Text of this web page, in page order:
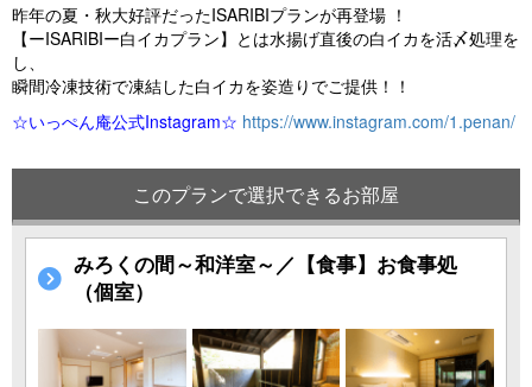
昨年の夏・秋大好評だったISARIBIプランが再登場 ！
【ーISARIBIー白イカプラン】とは水揚げ直後の白イカを活〆処理を
し、
瞬間冷凍技術で凍結した白イカを姿造りでご提供！！
☆いっぺん庵公式Instagram☆ https://www.instagram.com/1.penan/
このプランで選択できるお部屋
みろくの間～和洋室～／【食事】お食事処
（個室）